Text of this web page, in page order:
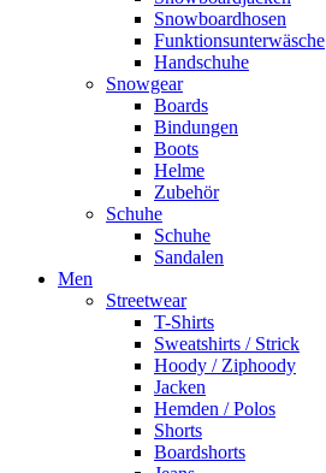
Snowboardhosen
Funktionsunterwäsche
Handschuhe
Snowgear
Boards
Bindungen
Boots
Helme
Zubehör
Schuhe
Schuhe
Sandalen
Men
Streetwear
T-Shirts
Sweatshirts / Strick
Hoody / Ziphoody
Jacken
Hemden / Polos
Shorts
Boardshorts